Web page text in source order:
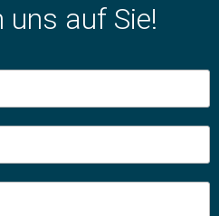
uns auf Sie!